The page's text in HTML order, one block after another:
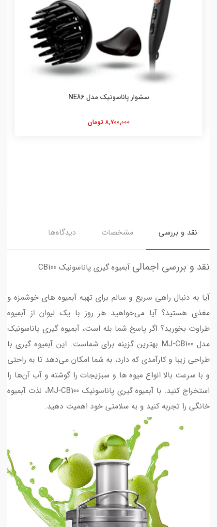
سشوار پاناسونیک مدل NE86
8,700,000 تومان
نقد و بررسی مشخصات دیدگاه‌ها
نقد و بررسی اجمالی آبمیوه گیری پاناسونیک CB100
آیا به دنبال راهی سریع و سالم برای تهیه آبمیوه های خوشمزه و
مغذی هستید؟ آیا می‌خواهید هر روز با یک لیوان از آبمیوه
طراوت بخورید؟ اگر پاسخ شما بله است، آبمیوه گیری پاناسونیک
مدل MJ-CB100 بهترین گزینه برای شماست. این آبمیوه گیری با
طراحی زیبا و کارآمدی که دارد، به شما امکان می‌دهد تا به راحتی
و با سرعت بالا انواع میوه ها و سبزیجات را گوشته و آب آن‌ها را
استخراج کنید. با آبمیوه گیری پاناسونیک MJ-CB100، لذت آبمیوه
خانگی را تجربه کنید و به سلامتی خود اهمیت دهید.